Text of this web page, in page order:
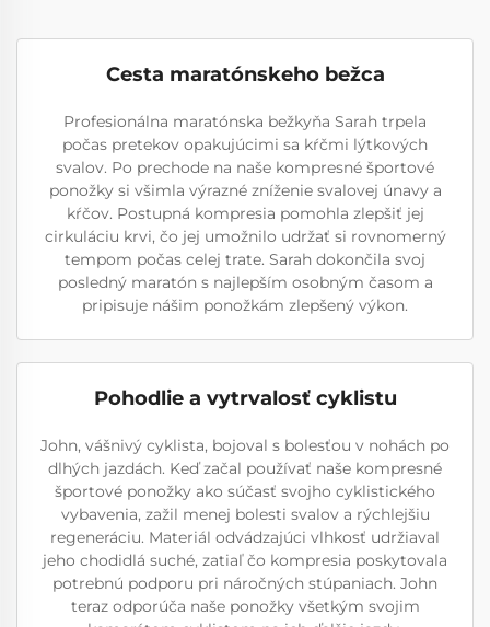
Cesta maratónskeho bežca
Profesionálna maratónska bežkyňa Sarah trpela
počas pretekov opakujúcimi sa kŕčmi lýtkových
svalov. Po prechode na naše kompresné športové
ponožky si všimla výrazné zníženie svalovej únavy a
kŕčov. Postupná kompresia pomohla zlepšiť jej
cirkuláciu krvi, čo jej umožnilo udržať si rovnomerný
tempom počas celej trate. Sarah dokončila svoj
posledný maratón s najlepším osobným časom a
pripisuje nášim ponožkám zlepšený výkon.
Pohodlie a vytrvalosť cyklistu
John, vášnivý cyklista, bojoval s bolesťou v nohách po
dlhých jazdách. Keď začal používať naše kompresné
športové ponožky ako súčasť svojho cyklistického
vybavenia, zažil menej bolesti svalov a rýchlejšiu
regeneráciu. Materiál odvádzajúci vlhkosť udržiaval
jeho chodidlá suché, zatiaľ čo kompresia poskytovala
potrebnú podporu pri náročných stúpaniach. John
teraz odporúča naše ponožky všetkým svojim